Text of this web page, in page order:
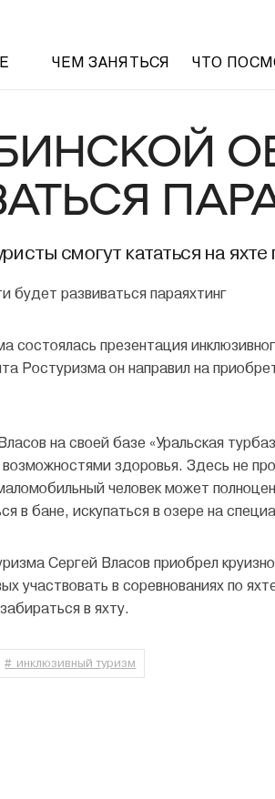
ЧЕМ ЗАНЯТЬСЯ ЧТО
смогут кататься на яхте
состоялась презентация
Ростуризма он направил на
на своей базе «Уральская
здоровья. Здесь не
человек может
в бане, искупаться в озере на
Сергей Власов приобрел
участвовать в соревнованиях по
в яхту.
# инклюзивный туризм